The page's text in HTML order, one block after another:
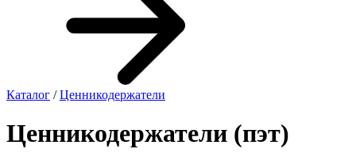
Каталог /Ценникодер­жа­те­ли
Ценникодер­жа­те­ли (пэт)